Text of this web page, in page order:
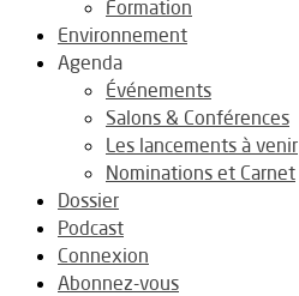
Formation
Environnement
Agenda
Événements
Salons & Conférences
Les lancements à venir
Nominations et Carnet
Dossier
Podcast
Connexion
Abonnez-vous